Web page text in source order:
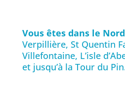
Vous êtes dans le
Verpillière, St Quentin
Villefontaine, L’isle
et jusqu’à la Tour du